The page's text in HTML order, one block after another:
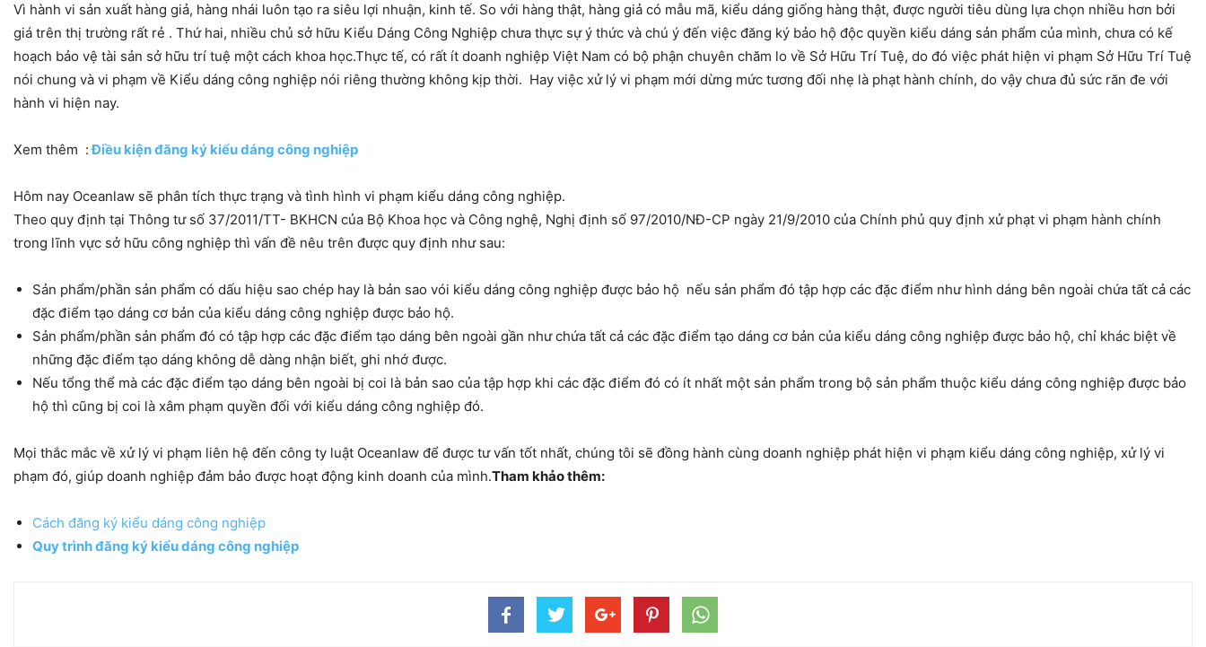
Vì hành vi sản xuất hàng giả, hàng nhái luôn tạo ra siêu lợi nhuận, kinh tế. So với hàng thật, hàng giả có mẫu mã, kiểu dáng giống hàng thật, được người tiêu dùng lựa chọn nhiều hơn bởi
giá trên thị trường rất rẻ . Thứ hai, nhiều chủ sở hữu Kiểu Dáng Công Nghiệp chưa thực sự ý thức và chú ý đến việc đăng ký bảo hộ độc quyền kiểu dáng sản phẩm của mình, chưa có kế
hoạch bảo vệ tài sản sở hữu trí tuệ một cách khoa học.Thực tế, có rất ít doanh nghiệp Việt Nam có bộ phận chuyên chăm lo về Sở Hữu Trí Tuệ, do đó việc phát hiện vi phạm Sở Hữu Trí Tuệ
nói chung và vi phạm về Kiểu dáng công nghiệp nói riêng thường không kịp thời. Hay việc xử lý vi phạm mới dừng mức tương đối nhẹ là phạt hành chính, do vậy chưa đủ sức răn đe với
hành vi hiện nay.
Xem thêm : Điều kiện đăng ký kiểu dáng công nghiệp
Hôm nay Oceanlaw sẽ phân tích thực trạng và tình hình vi phạm kiểu dáng công nghiệp.
Theo quy định tại Thông tư số 37/2011/TT- BKHCN của Bộ Khoa học và Công nghệ, Nghị định số 97/2010/NĐ-CP ngày 21/9/2010 của Chính phủ quy định xử phạt vi phạm hành chính
trong lĩnh vực sở hữu công nghiệp thì vấn đề nêu trên được quy định như sau:
Sản phẩm/phần sản phẩm có dấu hiệu sao chép hay là bản sao vói kiểu dáng công nghiệp được bảo hộ nếu sản phẩm đó tập hợp các đặc điểm như hình dáng bên ngoài chứa tất cả các
đặc điểm tạo dáng cơ bản của kiểu dáng công nghiệp được bảo hộ.
Sản phẩm/phần sản phẩm đó có tập hợp các đặc điểm tạo dáng bên ngoài gần như chứa tất cả các đặc điểm tạo dáng cơ bản của kiểu dáng công nghiệp được bảo hộ, chỉ khác biệt về
những đặc điểm tạo dáng không dễ dàng nhận biết, ghi nhớ được.
Nếu tổng thể mà các đặc điểm tạo dáng bên ngoài bị coi là bản sao của tập hợp khi các đặc điểm đó có ít nhất một sản phẩm trong bộ sản phẩm thuộc kiểu dáng công nghiệp được bảo
hộ thì cũng bị coi là xâm phạm quyền đối với kiểu dáng công nghiệp đó.
Mọi thắc mắc về xử lý vi phạm liên hệ đến công ty luật Oceanlaw để được tư vấn tốt nhất, chúng tôi sẽ đồng hành cùng doanh nghiệp phát hiện vi phạm kiểu dáng công nghiệp, xử lý vi
phạm đó, giúp doanh nghiệp đảm bảo được hoạt động kinh doanh của mình.Tham khảo thêm:
Cách đăng ký kiểu dáng công nghiệp
Quy trình đăng ký kiểu dáng công nghiệp